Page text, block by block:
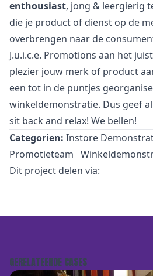
enthousiast, jong & leergierig
die je product of dienst op de
overbrengen naar de
J.u.i.c.e. Promotions aan het
plezier jouw merk of product
een tot in de puntjes
winkeldemonstratie. Dus geef
sit back and relax! We bellen!
Categorien: Instore
Promotieteam
Dit project delen via:
GERELATEERDE CASES